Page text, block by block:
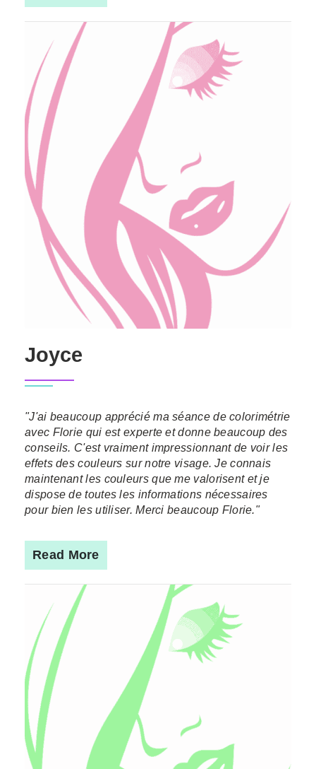
Joyce
"J'ai beaucoup apprécié ma séance de colorimétrie
avec Florie qui est experte et donne beaucoup des
conseils. C'est vraiment impressionnant de voir les
effets des couleurs sur notre visage. Je connais
maintenant les couleurs que me valorisent et je
dispose de toutes les informations nécessaires
pour bien les utiliser. Merci beaucoup Florie."
Read More